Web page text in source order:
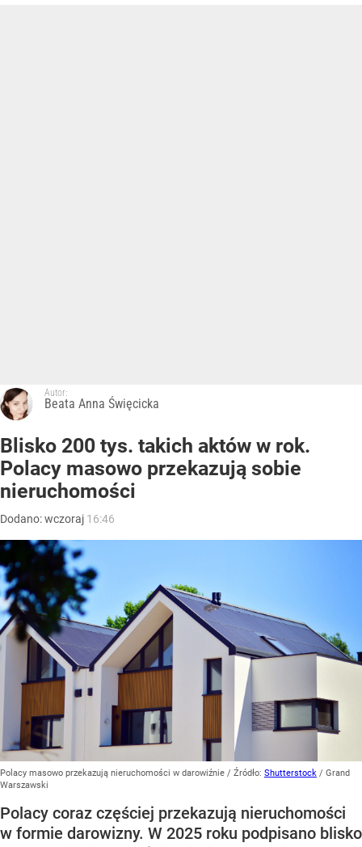
Autor:
Beata Anna Święcicka
Blisko 200 tys. takich aktów w rok.
Polacy masowo przekazują sobie
nieruchomości
Dodano:wczoraj 16:46
Polacy masowo przekazują nieruchomości w darowiźnie / Źródło: Shutterstock / Grand
Warszawski
Polacy coraz częściej przekazują nieruchomości
w formie darowizny. W 2025 roku podpisano blisko